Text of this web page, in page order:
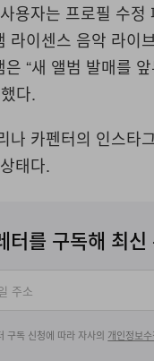
용자는 프로필 수
라이센스 음악 라이
은 “새 앨범 발매를
다.
나 카펜터의 인스타
태다.
터를 구독해 최
구독 신청에 따라 자사의 개인정보